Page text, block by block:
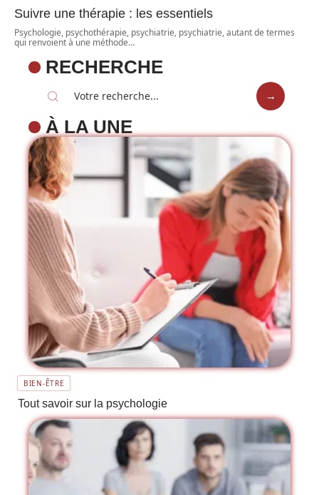
Suivre une thérapie : les essentiels
Psychologie, psychothérapie, psychiatrie, psychiatrie, autant de termes
qui renvoient à une méthode…
RECHERCHE
À LA UNE
BIEN-ÊTRE
Tout savoir sur la psychologie